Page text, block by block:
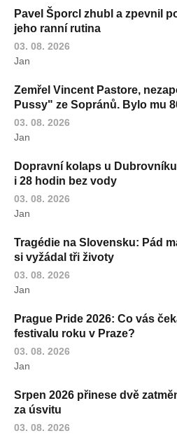
Pavel Šporcl zhubl a zpevnil
jeho ranní rutina
03. 08. 2026
Jan
Zemřel Vincent Pastore,
Pussy" ze Sopránů. Bylo mu
03. 08. 2026
Jan
Dopravní kolaps u
i 28 hodin bez vody
03. 08. 2026
Jan
Tragédie na Slovensku: Pád
si vyžádal tři životy
03. 08. 2026
Jan
Prague Pride 2026: Co vás
festivalu roku v Praze?
03. 08. 2026
Jan
Srpen 2026 přinese dvě
za úsvitu
03. 08. 2026